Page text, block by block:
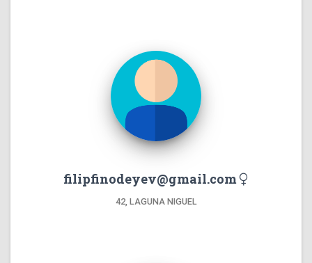
filipfinodeyev@gmail.com
42, LAGUNA NIGUEL